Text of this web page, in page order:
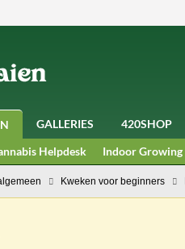
GALLERIES
420SHOP
Helpdesk Indoor Growing
Kweken voor beginners